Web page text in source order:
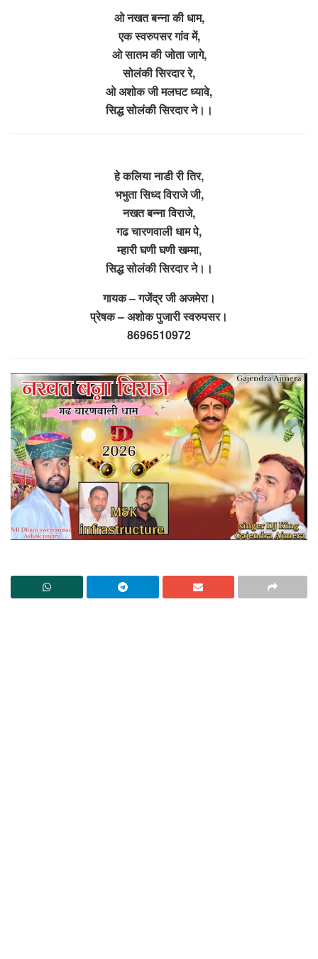
ओ नखत बन्ना की धाम,
एक स्वरुपसर गांव में,
ओ सातम की जोता जागे,
सोलंकी सिरदार रे,
ओ अशोक जी मलघट ध्यावे,
सिद्ध सोलंकी सिरदार ने।।
हे कलिया नाडी री तिर,
भभुता सिध्द विराजे जी,
नखत बन्ना विराजे,
गढ चारणवाली धाम पे,
म्हारी घणी घणी खम्मा,
सिद्ध सोलंकी सिरदार ने।।
गायक – गजेंद्र जी अजमेरा।
प्रेषक – अशोक पुजारी स्वरुपसर।
8696510972